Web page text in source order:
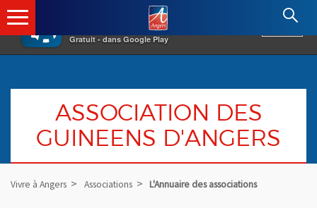
×
Gratuit - dans Google Play
Angers.fr : Retour à l'accueil
ASSOCIATION DES
GUINEENS D'ANGERS
Vivre à Angers Associations L'Annuaire des associations